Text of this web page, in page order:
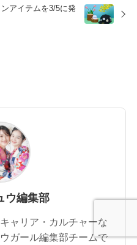
アイテムを3/5に発
ウ編集部
ャリア・カルチャーな
ガール編集部チームで